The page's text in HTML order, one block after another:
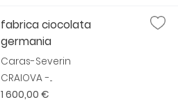
fabrica ciocolata
germania
Caras-Severin
CRAIOVA -...
1 600,00 €